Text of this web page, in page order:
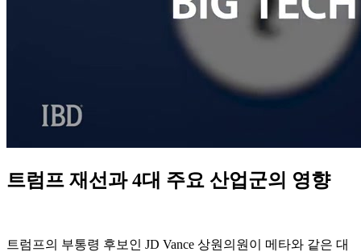
트럼프 재선과 4대 주요 산업군의 영향
트럼프의 부통령 후보인 JD Vance 상원의원이 메타와 같은 대